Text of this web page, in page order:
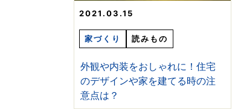
2021.03.15
家づくり 読みもの
外観や内装をおしゃれに！住宅
のデザインや家を建てる時の注
意点は？